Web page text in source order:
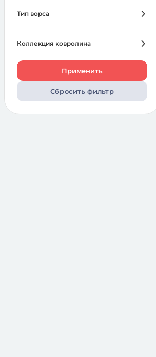
Низкая (до 6 мм)
Тип ворса
Петлевой
Коллекция ковролина
Выбрать всё
Арена 120
Коко 360
Применить
Сбросить фильтр